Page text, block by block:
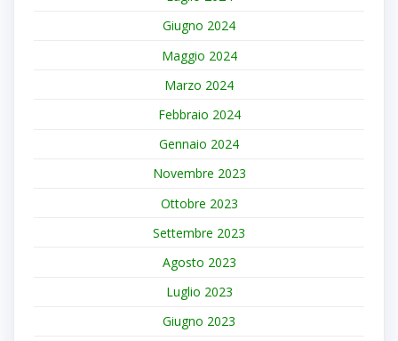
Giugno 2024
Maggio 2024
Marzo 2024
Febbraio 2024
Gennaio 2024
Novembre 2023
Ottobre 2023
Settembre 2023
Agosto 2023
Luglio 2023
Giugno 2023